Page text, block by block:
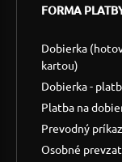
FORMA
Dobierka
kartou)
Dobierka -
Platba na
Prevodný príkaz
Osobné